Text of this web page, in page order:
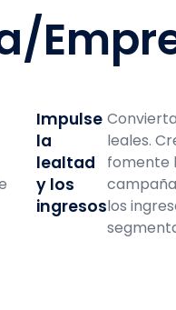
Impulse
la
lealtad
y los
ingresos
leales.
fomente
los